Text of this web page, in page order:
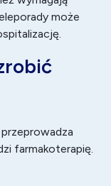
może
farmakoterapię.